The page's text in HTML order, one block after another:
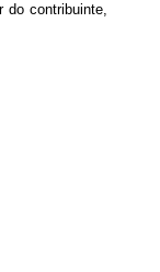
do contribuinte,